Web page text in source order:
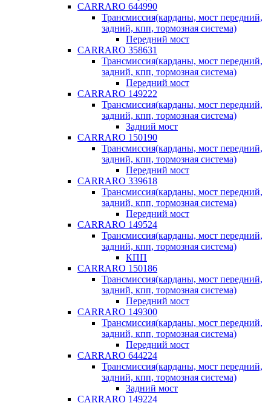
CARRARO 644990
Трансмиссия(карданы, мост передний,
задний, кпп, тормозная система)
Передний мост
CARRARO 358631
Трансмиссия(карданы, мост передний,
задний, кпп, тормозная система)
Передний мост
CARRARO 149222
Трансмиссия(карданы, мост передний,
задний, кпп, тормозная система)
Задний мост
CARRARO 150190
Трансмиссия(карданы, мост передний,
задний, кпп, тормозная система)
Передний мост
CARRARO 339618
Трансмиссия(карданы, мост передний,
задний, кпп, тормозная система)
Передний мост
CARRARO 149524
Трансмиссия(карданы, мост передний,
задний, кпп, тормозная система)
КПП
CARRARO 150186
Трансмиссия(карданы, мост передний,
задний, кпп, тормозная система)
Передний мост
CARRARO 149300
Трансмиссия(карданы, мост передний,
задний, кпп, тормозная система)
Передний мост
CARRARO 644224
Трансмиссия(карданы, мост передний,
задний, кпп, тормозная система)
Задний мост
CARRARO 149224